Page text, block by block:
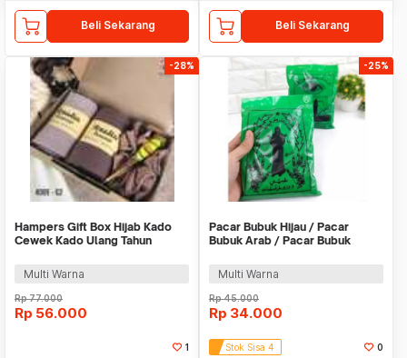
Beli Sekarang Beli Sekarang
-28%
Hampers Gift Box Hijab Kado
Cewek Kado Ulang Tahun
Multi Warna
Rp77.000
Rp 56.000
1
-25%
Pacar Bubuk Hijau / Pacar
Bubuk Arab / Pacar Bubuk
Multi Warna
Rp45.000
Rp 34.000
Stok Sisa 4 0